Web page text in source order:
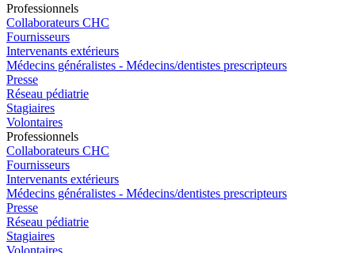
Professionnels
Collaborateurs CHC
Fournisseurs
Intervenants extérieurs
Médecins généralistes - Médecins/dentistes prescripteurs
Presse
Réseau pédiatrie
Stagiaires
Volontaires
Professionnels
Collaborateurs CHC
Fournisseurs
Intervenants extérieurs
Médecins généralistes - Médecins/dentistes prescripteurs
Presse
Réseau pédiatrie
Stagiaires
Volontaires